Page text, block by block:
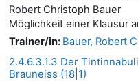
Robert Christoph Bauer
Möglichkeit einer Klausur
Trainer/in: Bauer, Robert
2.4.6.3.1.3 Der
Brauneiss (18|1)